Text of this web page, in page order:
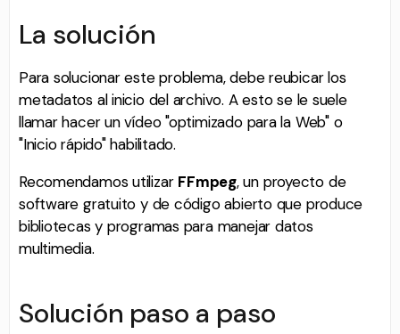
La solución
Para solucionar este problema, debe reubicar los
metadatos al inicio del archivo. A esto se le suele
llamar hacer un vídeo "optimizado para la Web" o
"Inicio rápido" habilitado.
Recomendamos utilizar FFmpeg, un proyecto de
software gratuito y de código abierto que produce
bibliotecas y programas para manejar datos
multimedia.
Solución paso a paso